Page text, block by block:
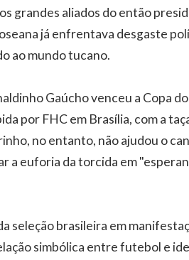
grandes aliados do então
já enfrentava desgaste
ao mundo tucano.
Gaúcho venceu a Copa
por FHC em Brasília, com a
no entanto, não ajudou o
a euforia da torcida em
seleção brasileira em
simbólica entre futebol e